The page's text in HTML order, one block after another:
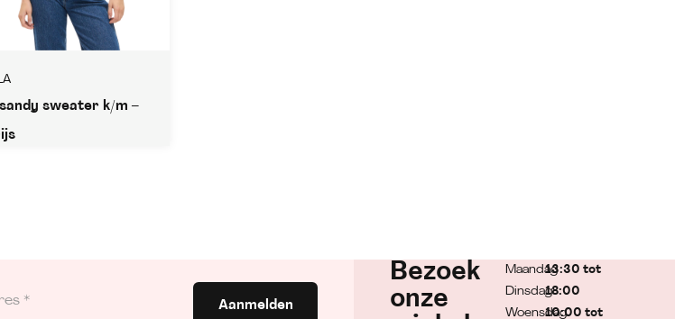
sweater k/m –
Aanmelden
Bezoek
onze
Maandag
Dinsdag
Woensdag
13:30 tot
18:00
10:00 tot